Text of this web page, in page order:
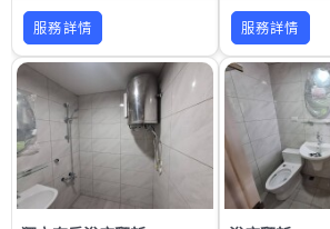
服務詳情 服務詳情